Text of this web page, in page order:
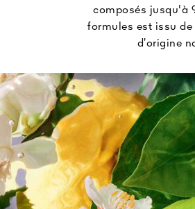
composés jusqu'à
formules est issu de
d’origine